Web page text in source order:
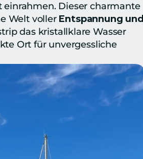
einrahmen. Dieser charmante
Welt voller Entspannung und
das kristallklare Wasser
Ort für unvergessliche